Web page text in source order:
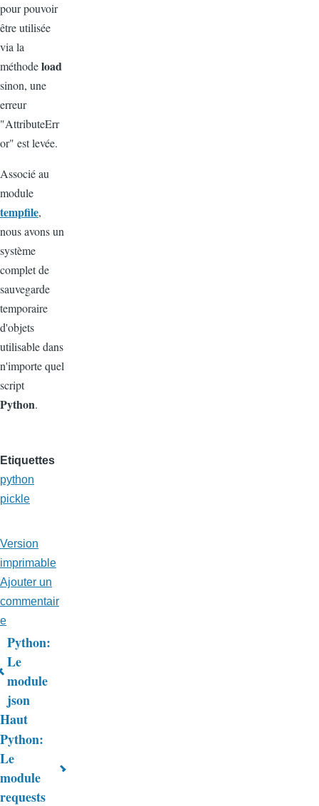
pour pouvoir
être utilisée
via la
méthodeload
sinon, une
erreur
"AttributeErr
or" est levée.
Associé au
module
tempfile,
nous avons un
système
complet de
sauvegarde
temporaire
d'objets
utilisable dans
n'importe quel
script
Python.
Etiquettes
python
pickle
Version
imprimable
Ajouter un
commentair
e
Liens
transversaux
de
livre
pour
Trucs
Python:
Le
module
json
Haut
Python:
Le
module
requests